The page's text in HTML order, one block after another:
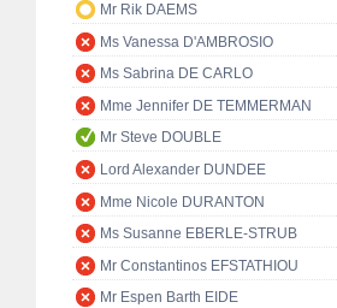
Mr Rik DAEMS
Ms Vanessa D'AMBROSIO
Ms Sabrina DE CARLO
Mme Jennifer DE TEMMERMAN
Mr Steve DOUBLE
Lord Alexander DUNDEE
Mme Nicole DURANTON
Ms Susanne EBERLE-STRUB
Mr Constantinos EFSTATHIOU
Mr Espen Barth EIDE